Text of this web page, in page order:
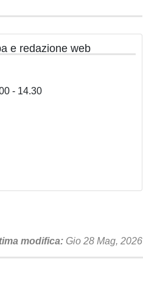
e redazione web
- 14.30
modifica Gio 28 Mag, 2026